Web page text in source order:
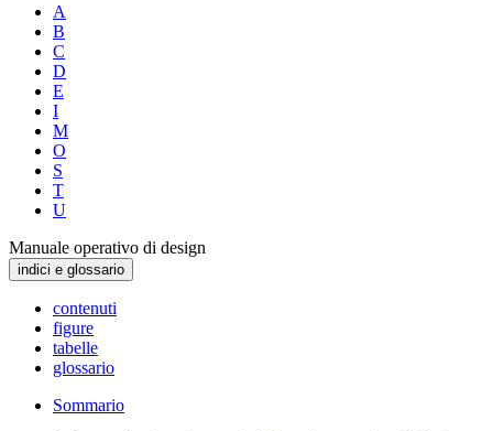
A
B
C
D
E
I
M
O
S
T
U
Manuale operativo di design
indici e glossario
contenuti
figure
tabelle
glossario
Sommario